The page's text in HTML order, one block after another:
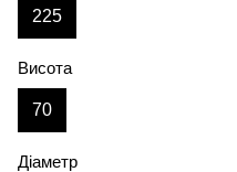
225
Висота
70
Діаметр